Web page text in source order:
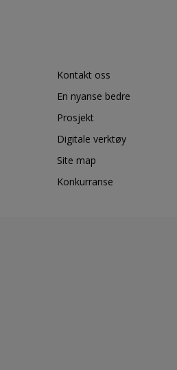
Kontakt oss
En nyanse bedre
Prosjekt
Digitale verktøy
Site map
Konkurranse